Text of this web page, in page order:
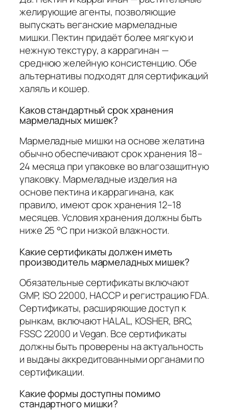
желирующие агенты, позволяющие
выпускать веганские мармеладные
мишки. Пектин придаёт более мягкую и
нежную текстуру, а каррагинан —
среднюю желейную консистенцию. Обе
альтернативы подходят для сертификаций
халяль и кошер.
Каков стандартный срок хранения
мармеладных мишек?
Мармеладные мишки на основе желатина
обычно обеспечивают срок хранения 18–
24 месяца при упаковке во влагозащитную
упаковку. Мармеладные изделия на
основе пектина и каррагинана, как
правило, имеют срок хранения 12–18
месяцев. Условия хранения должны быть
ниже 25 °C при низкой влажности.
Какие сертификаты должен иметь
производитель мармеладных мишек?
Обязательные сертификаты включают
GMP, ISO 22000, HACCP и регистрацию FDA.
Сертификаты, расширяющие доступ к
рынкам, включают HALAL, KOSHER, BRC,
FSSC 22000 и Vegan. Все сертификаты
должны быть проверены на актуальность
и выданы аккредитованными органами по
сертификации.
Какие формы доступны помимо
стандартного мишки?